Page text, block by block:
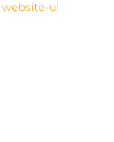
website-ul